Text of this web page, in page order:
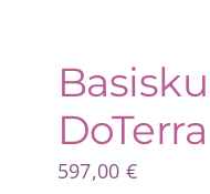
597,00 €